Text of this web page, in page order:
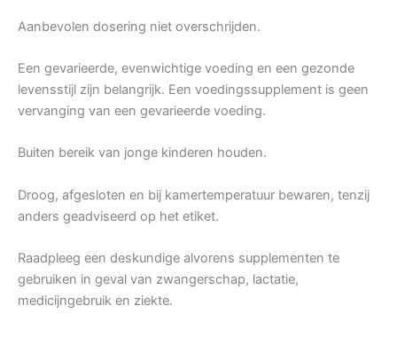
Aanbevolen dosering niet overschrijden.
Een gevarieerde, evenwichtige voeding en een gezonde
levensstijl zijn belangrijk. Een voedingssupplement is geen
vervanging van een gevarieerde voeding.
Buiten bereik van jonge kinderen houden.
Droog, afgesloten en bij kamertemperatuur bewaren, tenzij
anders geadviseerd op het etiket.
Raadpleeg een deskundige alvorens supplementen te
gebruiken in geval van zwangerschap, lactatie,
medicijngebruik en ziekte.